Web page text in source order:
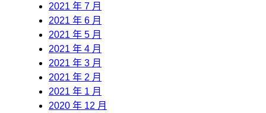
2021 年 7 月
2021 年 6 月
2021 年 5 月
2021 年 4 月
2021 年 3 月
2021 年 2 月
2021 年 1 月
2020 年 12 月